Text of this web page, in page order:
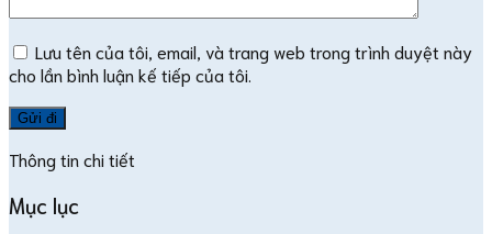
Lưu tên của tôi, email, và trang web trong trình duyệt này
cho lần bình luận kế tiếp của tôi.
Thông tin chi tiết
Mục lục